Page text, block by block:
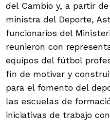
del Cambio y, a partir
ministra del Deporte,
funcionarios del
reunieron con
equipos del fútbol
fin de motivar y
para el fomento del
las escuelas de
iniciativas de trabajo